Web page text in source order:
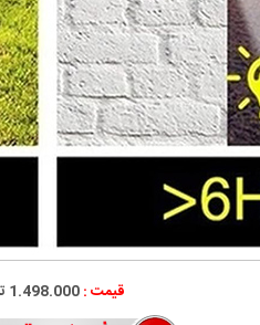
قیمت :1.498.000 تومان